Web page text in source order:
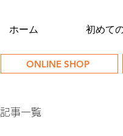
ホーム 初めて
ONLINE SHOP
記事一覧